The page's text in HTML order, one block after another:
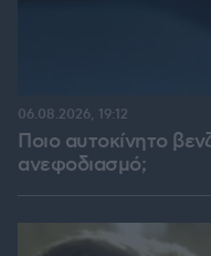
Ποιο αυτοκίνητο
ανεφοδιασμό;
06.08.2026, 19:12